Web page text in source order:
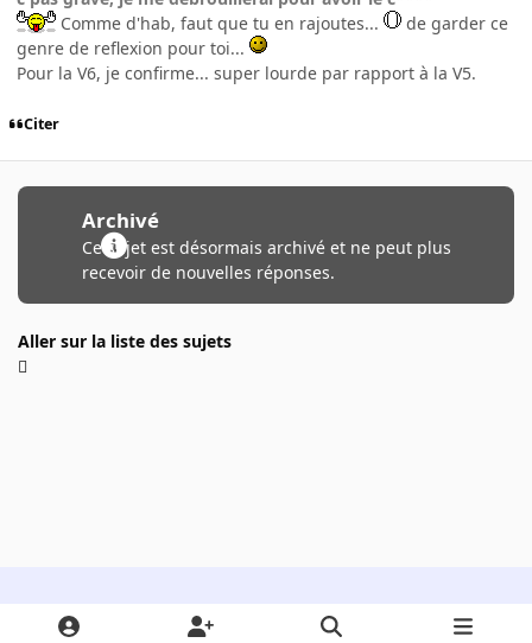
Comme d'hab, faut que tu en rajoutes...
de garder ce
genre de reflexion pour toi...
Pour la V6, je confirme... super lourde par rapport à la V5.
Citer
Archivé
Ce sujet est désormais archivé et ne peut plus
recevoir de nouvelles réponses.
Aller sur la liste des sujets
Light ModeDark ModeSystem Preference